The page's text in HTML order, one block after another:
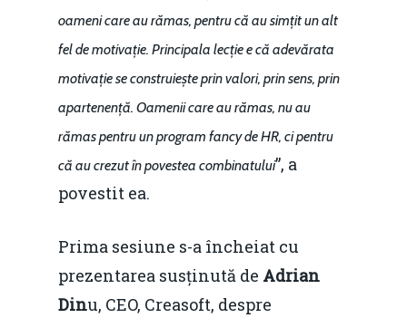
oameni care au rămas, pentru că au simțit un alt
fel de motivație. Principala lecție e că adevărata
motivație se construiește prin valori, prin sens, prin
apartenență. Oamenii care au rămas, nu au
rămas pentru un program fancy de HR, ci pentru
că au crezut în povestea combinatului”, a
povestit ea.
Prima sesiune s-a încheiat cu
prezentarea susținută de Adrian
Dinu, CEO, Creasoft, despre
predictibilitate,
concurenţă.
Soluții de
IMM
Rolul băncilor în
Redresare vs.
Fiscalitate pentru o
Durabilă
Politici Europene în
Economie
Video Forum Marea
predictibilitate,
concurență.
Burse pentru
Daniel Apostol